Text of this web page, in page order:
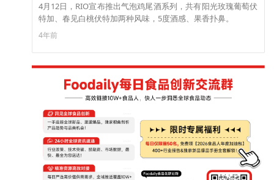
4月12日，RIO宣布推出气泡鸡尾酒系列，共有阳光玫瑰葡萄伏
特加、春见白桃伏特加两种风味，5度酒感、果香扑鼻。
4年前